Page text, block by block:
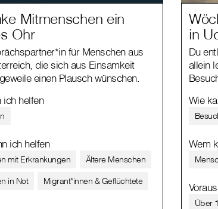
Mitmenschen ein
Ohr
für Menschen aus
die sich aus Einsamkeit
einen Plausch wünschen.
ich helfen
ich helfen
mit Erkrankungen
Ältere Menschen
in Not
Migrant*innen & Geflüchtete
in
Du
allein
Wie
Wem
Über